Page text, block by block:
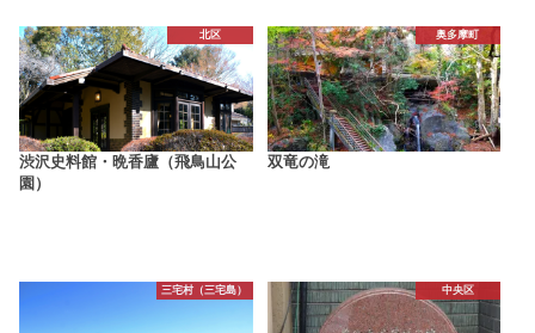
北区
渋沢史料館・晩香廬（飛鳥山公
園）
奥多摩町
双竜の滝
三宅村（三宅島） 中央区